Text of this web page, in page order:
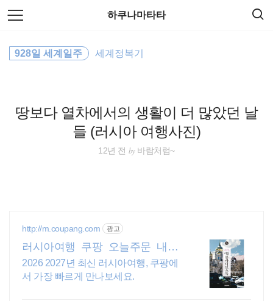
본
문
바
로
하쿠나마타타
땅보다 열차에서의 생활이 더 많았던 날
들 (러시아 여행사진)
928일 세계일주 세계정복기
12년 전 by바람처럼~
http://m.coupang.com 광고
러시아여행 쿠팡 오늘주문 내일
도착 로켓배송
2026 2027년 최신 러시아여행, 쿠팡에
서 가장 빠르게 만나보세요.
색
동남아 배낭여행
호주
일본
세계여행